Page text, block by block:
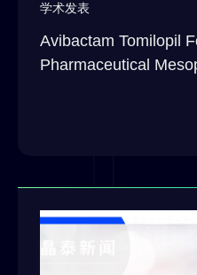
学术发表
Avibactam Tomilopil
Pharmaceutical